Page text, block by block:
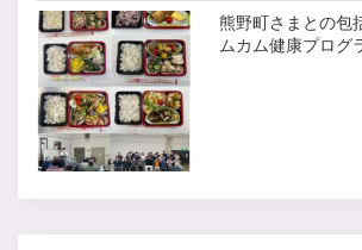
熊野町さまとの包
ムカム健康プログ